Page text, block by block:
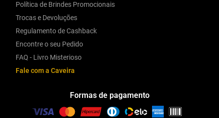
Política de Brindes Promocionais
Trocas e Devoluções
Regulamento de Cashback
Encontre o seu Pedido
FAQ - Livro Misterioso
Fale com a Caveira
Formas de pagamento